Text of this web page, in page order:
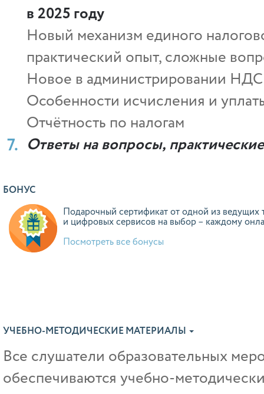
в 2025 году
Новый механизм единого
практический опыт, сложные
Новое в администрировании
Особенности исчисления и
Отчётность по налогам
Ответы на вопросы,
БОНУС
Подарочный сертификат от одной из ведущих
и цифровых сервисов на выбор – каждому
Посмотреть все бонусы
УЧЕБНО-МЕТОДИЧЕСКИЕ МАТЕРИАЛЫ
Все слушатели образовательных
обеспечиваются учебно-